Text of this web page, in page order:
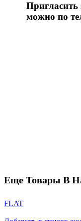
можно по
Еще Товары В
FLAT